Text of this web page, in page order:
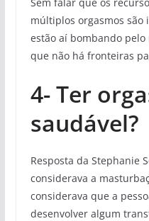
múltiplos orgasmos são
estão aí bombando
que não há fronteiras
4- Ter
saudável?
Resposta da Stephanie
considerava a
considerava que a
desenvolver algum